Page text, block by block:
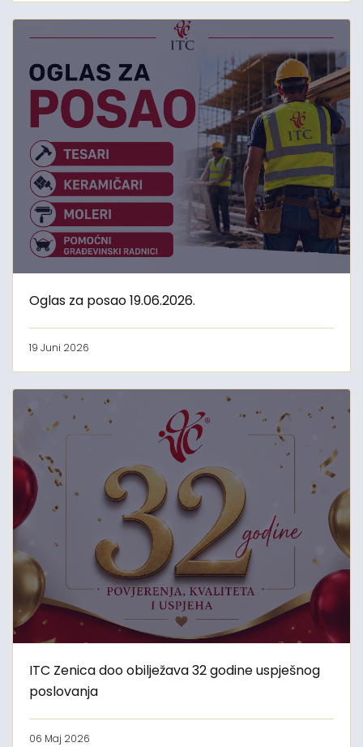
Oglas za posao 19.06.2026.
19 Juni 2026
ITC Zenica doo obilježava 32 godine uspješnog
poslovanja
06 Maj 2026